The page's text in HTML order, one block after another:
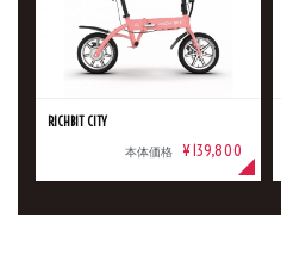
RICHBIT CITY
本体価格 ¥139,800